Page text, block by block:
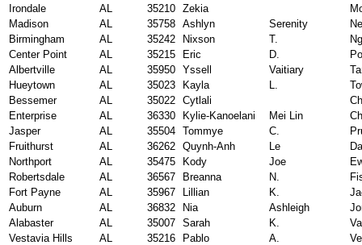
Irondale
AL 35210 Zekia
Madison
AL 35758 Ashlyn Serenity
Birmingham
AL 35242 Nixson T.
Center Point
AL 35215 Eric D.
Albertville
AL 35950 Yssell Vaitiary
Hueytown
AL 35023 Kayla L.
Bessemer
AL 35022 Cytlali
Enterprise
AL 36330 Kylie-Kanoelani Mei Lin
Jasper
AL 35504 Tommye C.
Fruithurst
AL 36262 Quynh-Anh Le
Northport
AL 35475 Kody Joe
Robertsdale
AL 36567 Breanna N.
Fort Payne
AL 35967 Lillian K.
Auburn
AL 36832 Nia Ashleigh
Alabaster
AL 35007 Sarah K.
Vestavia Hills
AL 35216 Pablo A.